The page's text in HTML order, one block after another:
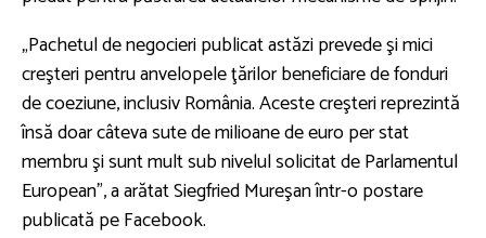
„Pachetul de negocieri publicat astăzi prevede şi mici
creşteri pentru anvelopele ţărilor beneficiare de fonduri
de coeziune, inclusiv România. Aceste creşteri reprezintă
însă doar câteva sute de milioane de euro per stat
membru şi sunt mult sub nivelul solicitat de Parlamentul
European”, a arătat Siegfried Mureşan într-o postare
publicată pe Facebook.